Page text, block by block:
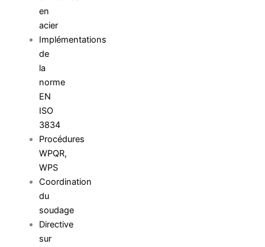
en
acier
Implémentations
de
la
norme
EN
ISO
3834
Procédures
WPQR,
WPS
Coordination
du
soudage
Directive
sur